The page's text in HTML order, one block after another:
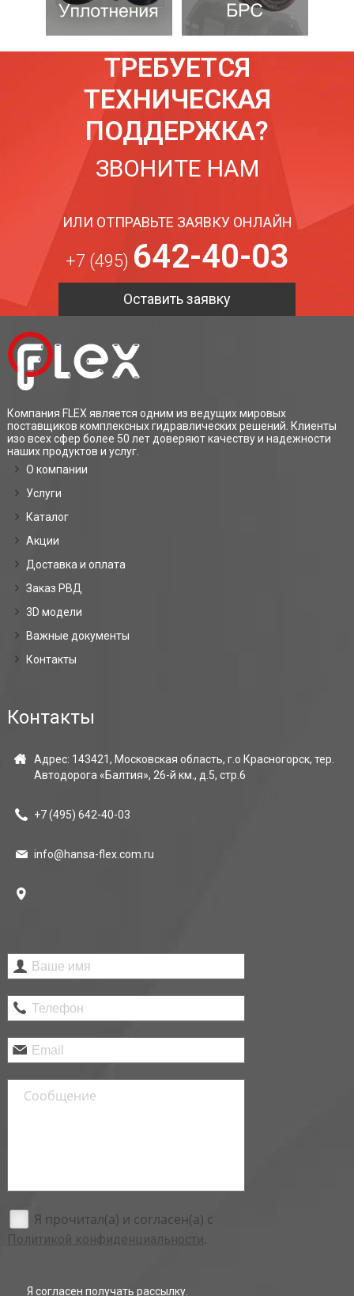
ТРЕБУЕТСЯ
ТЕХНИЧЕСКАЯ
ПОДДЕРЖКА?
ЗВОНИТЕ НАМ
ИЛИ ОТПРАВЬТЕ ЗАЯВКУ ОНЛАЙН
+7 (495) 642-40-03
Оставить заявку
Компания FLEX является одним из ведущих мировых
поставщиков комплексных гидравлических решений. Клиенты
изо всех сфер более 50 лет доверяют качеству и надежности
наших продуктов и услуг.
О компании
Услуги
Каталог
Акции
Доставка и оплата
Заказ РВД
3D модели
Важные документы
Контакты
Контакты
Адрес: 143421, Московская область, г.о Красногорск, тер.
Автодорога «Балтия», 26-й км., д.5, стр.6
+7 (495) 642-40-03
info@hansa-flex.com.ru
Я прочитал(а) и согласен(а) с
Политикой конфиденциальности.
Я согласен получать рассылку.